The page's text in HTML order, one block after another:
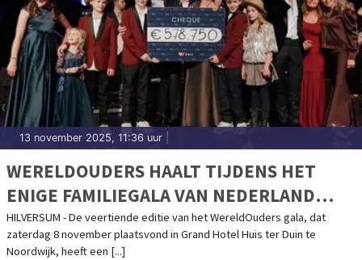
13 november 2025, 11:36 uur
WERELDOUDERS HAALT TIJDENS HET
ENIGE FAMILIEGALA VAN NEDERLAND
€578.750,- OP OM DE STROOM VAN
UITHUISPLAATSING IN BOLIVIA EN PERU
HILVERSUM - De veertiende editie van het WereldOuders gala, dat
zaterdag 8 november plaatsvond in Grand Hotel Huis ter Duin te
Noordwijk, heeft een [...]